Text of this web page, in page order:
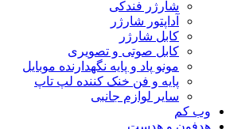
شارژر فندکی
آداپتور شارژر
کابل شارژر
کابل صوتی و تصویری
مونو پاد و پایه نگهدارنده موبایل
پایه و فن خنک کننده لپ تاپ
سایر لوازم جانبی
وب کم